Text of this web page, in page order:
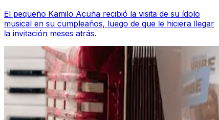
El pequeño Kamilo Acuña recibió la visita de su ídolo
musical en su cumpleaños, luego de que le hiciera llegar
la invitación meses atrás.